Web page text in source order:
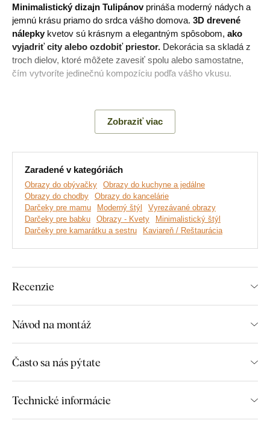
Minimalistický dizajn Tulipánovprináša moderný nádych a
jemnú krásu priamo do srdca vášho domova. 3D drevené
nálepky kvetov sú krásnym a elegantným spôsobom, ako
vyjadriť city alebo ozdobiť priestor. Dekorácia sa skladá z
troch dielov, ktoré môžete zavesiť spolu alebo samostatne,
čím vytvoríte jedinečnú kompozíciu podľa vášho vkusu.
Hlavné výhody produktu:
Skvele sa hodí do obývačky
Jednoduchá montáž na stenu
Drevený 3 mm hrubý materiál
Na výber mnoho dekorov
Rozmery jednotlivých častí výrobku:
diel = 21x27 cm
105x50 cm - 1. diel = 32x43 cm, 2. diel = 33x50 cm, 3.
diel = 32x43 cm
139x67 cm - 1. diel = 43x57 cm, 2. diel = 43x66 cm, 3.
diel = 43x57 cm
Zobraziť viac
Zaradené v kategóriách
Obrazy do obývačky
Obrazy do kuchyne a jedálne
Obrazy do chodby
Obrazy do kancelárie
Darčeky pre mamu
Moderný štýl
Vyrezávané obrazy
Darčeky pre babku
Obrazy - Kvety
Minimalistický štýl
Darčeky pre kamarátku a sestru
Kaviareň / Reštaurácia
Recenzie
Návod na montáž
Často sa nás pýtate
Technické informácie